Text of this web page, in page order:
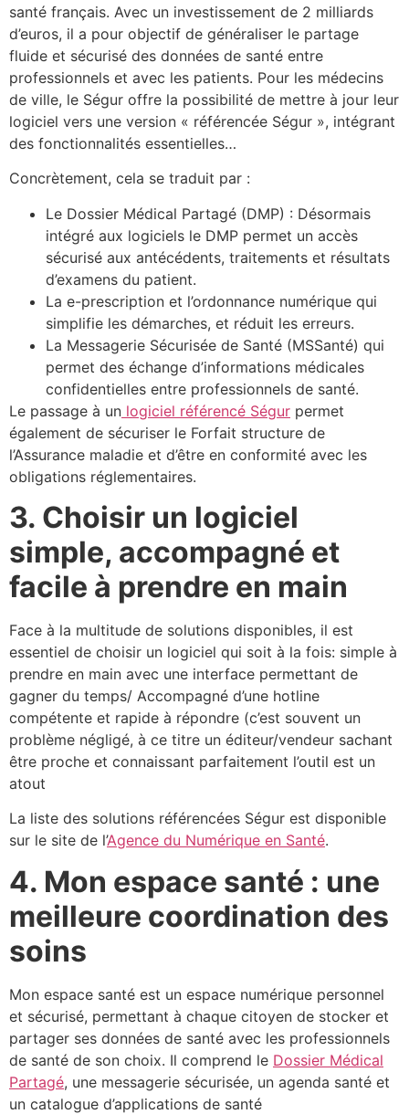
santé français. Avec un investissement de 2 milliards
d’euros, il a pour objectif de généraliser le partage
fluide et sécurisé des données de santé entre
professionnels et avec les patients. Pour les médecins
de ville, le Ségur offre la possibilité de mettre à jour leur
logiciel vers une version « référencée Ségur », intégrant
des fonctionnalités essentielles…
Concrètement, cela se traduit par :
Le Dossier Médical Partagé (DMP) : Désormais
intégré aux logiciels le DMP permet un accès
sécurisé aux antécédents, traitements et résultats
d’examens du patient.
La e-prescription et l’ordonnance numérique qui
simplifie les démarches, et réduit les erreurs.
La Messagerie Sécurisée de Santé (MSSanté) qui
permet des échange d’informations médicales
confidentielles entre professionnels de santé.
Le passage à un logiciel référencé Ségur permet
également de sécuriser le Forfait structure de
l’Assurance maladie et d’être en conformité avec les
obligations réglementaires.
3. Choisir un logiciel
simple, accompagné et
facile à prendre en main
Face à la multitude de solutions disponibles, il est
essentiel de choisir un logiciel qui soit à la fois: simple à
prendre en main avec une interface permettant de
gagner du temps/ Accompagné d’une hotline
compétente et rapide à répondre (c’est souvent un
problème négligé, à ce titre un éditeur/vendeur sachant
être proche et connaissant parfaitement l’outil est un
atout
La liste des solutions référencées Ségur est disponible
sur le site de l’Agence du Numérique en Santé.
4. Mon espace santé : une
meilleure coordination des
soins
Mon espace santé est un espace numérique personnel
et sécurisé, permettant à chaque citoyen de stocker et
partager ses données de santé avec les professionnels
de santé de son choix. Il comprend le Dossier Médical
Partagé, une messagerie sécurisée, un agenda santé et
un catalogue d’applications de santé